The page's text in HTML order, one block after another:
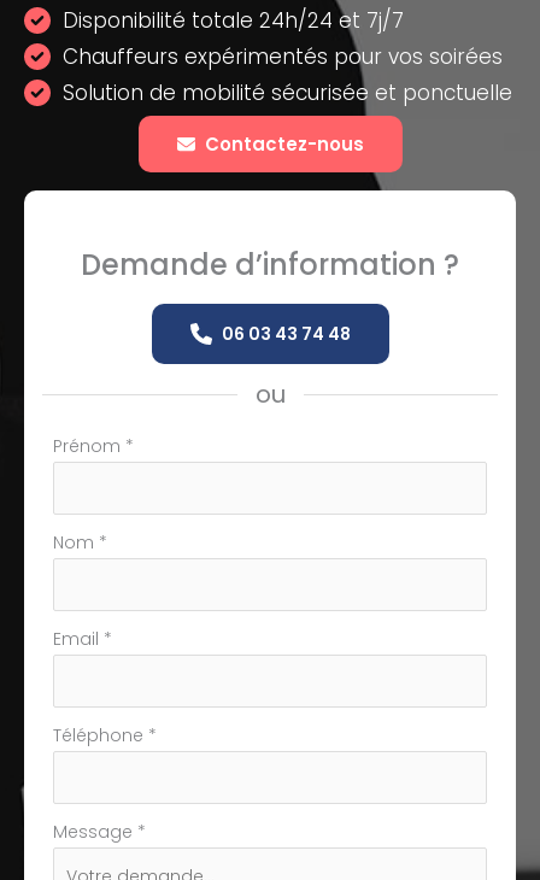
Disponibilité totale 24h/24 et 7j/7
Chauffeurs expérimentés pour vos soirées
Solution de mobilité sécurisée et ponctuelle
Contactez-nous
Demande d’information ?
06 03 43 74 48
ou
Formulaire
téléphone
Prénom *
Nom *
Email *
Téléphone *
Message *